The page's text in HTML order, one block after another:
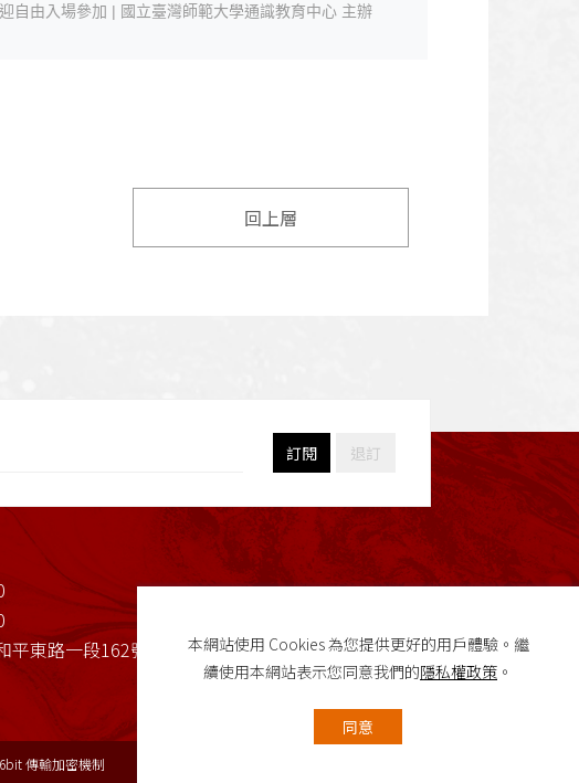
本網站使用 Cookies 為您提供更好的用戶體驗。繼
續使用本網站表示您同意我們的隱私權政策 。
同意
自由入場參加 | 國立臺灣師範大學通識教育中心 主辦
回上層
訂閱 退訂
平東路一段162號(校本部行政大樓2樓)
傳輸加密機制